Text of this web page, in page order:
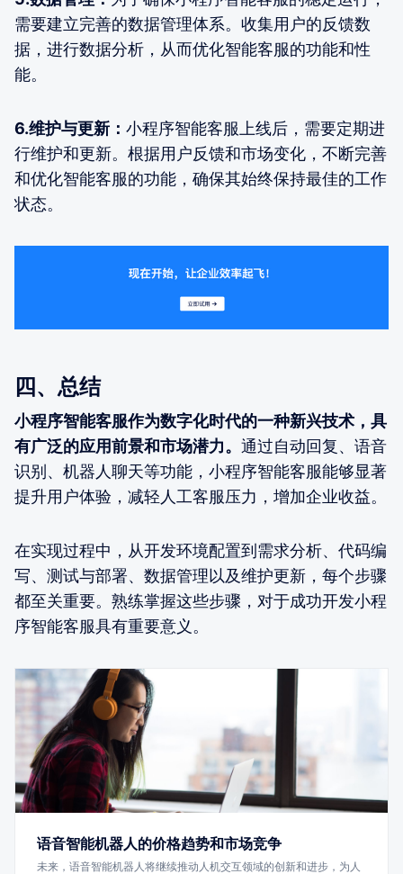
需要建立完善的数据管理体系。收集用户的反馈数
据，进行数据分析，从而优化智能客服的功能和性
能。
6.维护与更新： 小程序智能客服上线后，需要定期进
行维护和更新。根据用户反馈和市场变化，不断完善
和优化智能客服的功能，确保其始终保持最佳的工作
状态。
四、总结
小程序智能客服作为数字化时代的一种新兴技术，具
有广泛的应用前景和市场潜力。 通过自动回复、语音
识别、机器人聊天等功能，小程序智能客服能够显著
提升用户体验，减轻人工客服压力，增加企业收益。
在实现过程中，从开发环境配置到需求分析、代码编
写、测试与部署、数据管理以及维护更新，每个步骤
都至关重要。熟练掌握这些步骤，对于成功开发小程
序智能客服具有重要意义。
语音智能机器人的价格趋势和市场竞争
未来，语音智能机器人将继续推动人机交互领域的创新和进步，为人